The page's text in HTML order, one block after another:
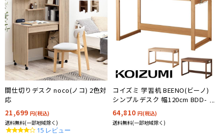
間仕切りデスク noco(ノコ) 2色対
応
21,699 円(税込)
送料無料(一部地域除く)
4.2
15 レビュー
コイズミ 学習机 BEENO(ビーノ)
シンプルデスク 幅120cm BDD-
073NS/BDD-173WT/BDD-103MO
64,810 円(税込)
送料無料(一部地域除く)